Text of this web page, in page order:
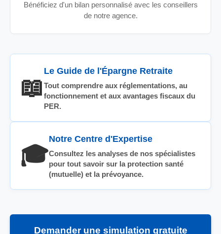
Bénéficiez d'un bilan personnalisé avec les conseillers
de notre agence.
📖
Le Guide de l'Épargne Retraite
Tout comprendre aux réglementations, au
fonctionnement et aux avantages fiscaux du
PER.
🎓
Notre Centre d'Expertise
Consultez les analyses de nos spécialistes
pour tout savoir sur la protection santé
(mutuelle) et la prévoyance.
Demander une simulation gratuite